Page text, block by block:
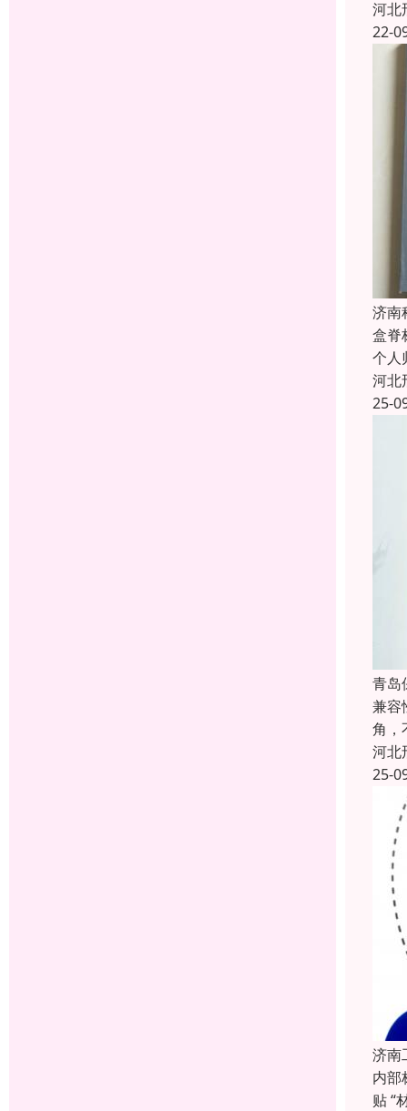
河北
22-
济南
盒脊
个人
河北
25-
青岛
兼容
角，
河北
25-
济南
内部
贴 “